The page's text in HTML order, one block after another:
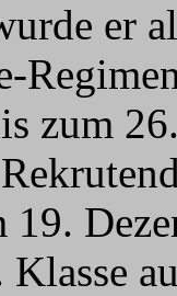
er
zum